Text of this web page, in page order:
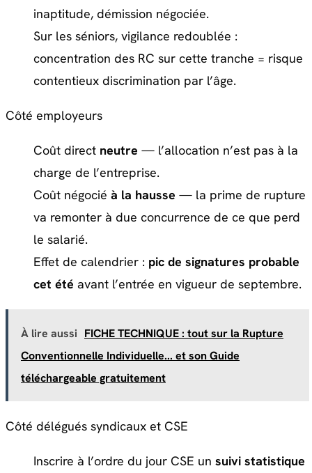
inaptitude, démission négociée.
Sur les séniors, vigilance redoublée :
concentration des RC sur cette tranche = risque
contentieux discrimination par l’âge.
Côté employeurs
Coût direct neutre — l’allocation n’est pas à la
charge de l’entreprise.
Coût négocié à la hausse — la prime de rupture
va remonter à due concurrence de ce que perd
le salarié.
Effet de calendrier : pic de signatures probable
cet été avant l’entrée en vigueur de septembre.
À lire aussi FICHE TECHNIQUE : tout sur la Rupture
Conventionnelle Individuelle... et son Guide
téléchargeable gratuitement
Côté délégués syndicaux et CSE
Inscrire à l’ordre du jour CSE un suivi statistique